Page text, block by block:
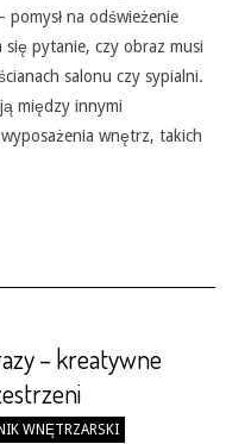
pomysł na odświeżenie
pytanie, czy obraz musi
salonu czy sypialni.
między innymi
wnętrz, takich
– kreatywne
WNĘTRZARSKI